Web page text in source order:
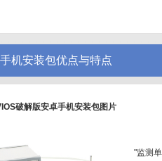
机安装包优点与特点
破解版安卓手机安装包图片
"监测单